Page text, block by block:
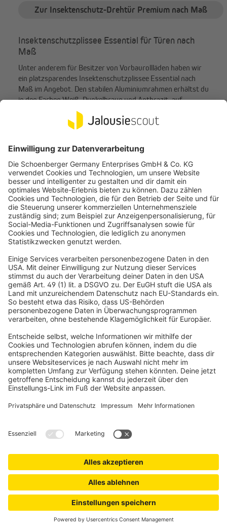
Zur Insektenschutz-Drehtür Premium nach Maß
Insektenschutzplissee Essential für Türen nach
Maß
Unter anderem für Besitzer von Vorbaurollläden haben wir
ein platzsparendes Insektenschutzplissee Essential nach
Maß im Angebot. Den stabilen Aluminiumrahmen erhältst du
in den Farben Weiß, Dunkelbraun und Anthrazit, auf
Wunsch lackieren wir den Rahmen auch in deiner
Lieblingsfarbe. Das Gitternetzgewebe ist
witterungsbeständig und pflegeleicht. Die Montage ist
Türlaibung möglich.
Zur Insektenschutz-Plissee Essential für Türen nach
Insektenschutz-Schiebetür nach Maß
Du suchst nach einer Insektenschutzlösung für große
Balkon- oder Terrassentüren? Dann bist du mit unseren
unserem Online-Konfigurator hast du die Möglichkeit, die
Schiebetür in den Ausführungen „einfache Tür“ oder
„Doppeltür“ zu wählen. Den Rahmen aus Aluminium bieten
wir dir nicht nur in den klassischen Farben Weiß und
Anthrazit, sondern auch in warmen Brauntönen mit
Holzoptik. Montiere die Schiebetür direkt am Türrahmen,
sorgt eine Bürstendichtung für die optimale Abdichtung. Bei
der Befestigung am Mauerwerk empfehlen wir für den
größtmöglichen Schutz vor Insekten, die von uns
angebotenen Abschlussschienen mitzubestellen.
Zur Insektenschutz-Schiebetür nach Maß
Gitterroste von Lichtschächten haben häufig einen
gelangt Laub und Schmutz in den Kellerschacht. Spinnen,
aber selbst kleine Nagetiere schaffen es ebenfalls durch das
Gitter und landen bei geöffnetem Fenster dann in deinem
Keller. Mit einer engmaschig gefertigten
Kellerlichtschachtabdeckung nach Maß kannst du hier
wirksam vorbeugen. Die Abdeckung aus robustem
Aluminium ist äußerst witterungsbeständig und trittfest.